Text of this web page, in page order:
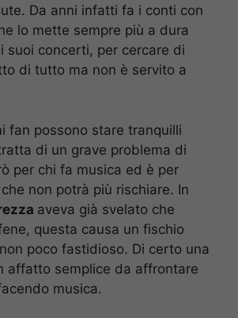
Da anni infatti fa i conti con
lo mette sempre più a dura
suoi concerti, per cercare di
di tutto ma non è servito a
fan possono stare tranquilli
di un grave problema di
per chi fa musica ed è per
non potrà più rischiare. In
aveva già svelato che
questa causa un fischio
poco fastidioso. Di certo una
affatto semplice da affrontare
musica.